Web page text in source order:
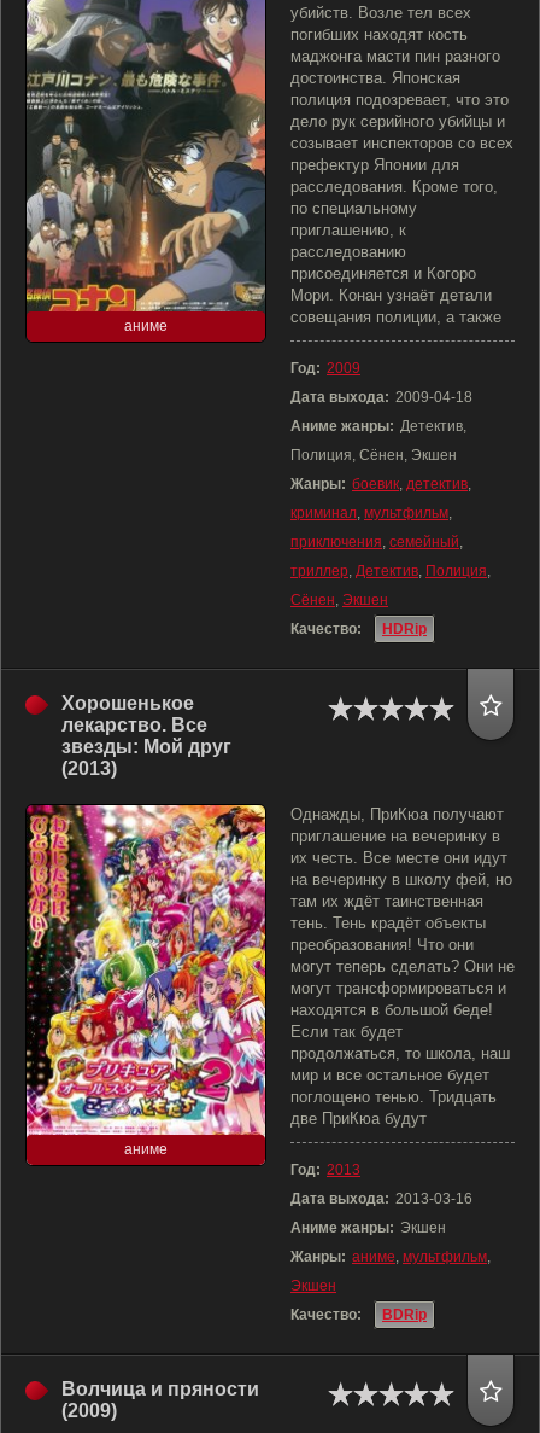
аниме
убийств. Возле тел всех
погибших находят кость
маджонга масти пин разного
достоинства. Японская
полиция подозревает, что это
дело рук серийного убийцы и
созывает инспекторов со всех
префектур Японии для
расследования. Кроме того,
по специальному
приглашению, к
расследованию
присоединяется и Когоро
Мори. Конан узнаёт детали
совещания полиции, а также
Год: 2009
Дата выхода: 2009-04-18
Аниме жанры: Детектив,
Полиция, Сёнен, Экшен
Жанры: боевик, детектив,
криминал, мультфильм,
приключения, семейный,
триллер, Детектив, Полиция,
Сёнен, Экшен
Качество:
HDRip
Хорошенькое
лекарство. Все
звезды: Мой друг
(2013)
аниме
Однажды, ПриКюа получают
приглашение на вечеринку в
их честь. Все месте они идут
на вечеринку в школу фей, но
там их ждёт таинственная
тень. Тень крадёт объекты
преобразования! Что они
могут теперь сделать? Они не
могут трансформироваться и
находятся в большой беде!
Если так будет
продолжаться, то школа, наш
мир и все остальное будет
поглощено тенью. Тридцать
две ПриКюа будут
Год: 2013
Дата выхода: 2013-03-16
Аниме жанры: Экшен
Жанры: аниме, мультфильм,
Экшен
Качество:
BDRip
Волчица и пряности
(2009)